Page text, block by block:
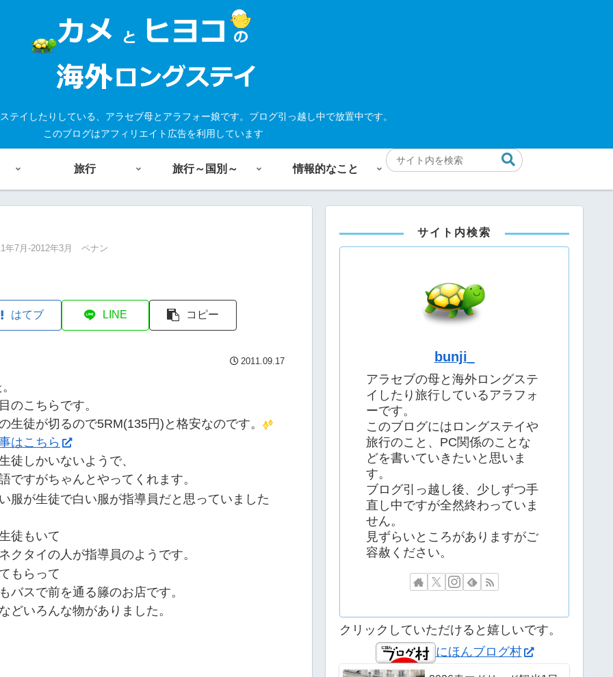
テイしたりしている、アラセブ母とアラフォー娘です。ブログ引っ越し中で放置中です。
このブログはアフィリエイト広告を利用しています
旅行 旅行～国別～ 情報的なこと
年7月-2012年3月 ペナン
はてブ LINE コピー
2011.09.17
のこちらです。
生徒が切るので5RM(135円)と格安なのです。
はこちら
徒しかいないようで、
ですがちゃんとやってくれます。
服が生徒で白い服が指導員だと思っていました
徒もいて
クタイの人が指導員のようです。
もらって
バスで前を通る籐のお店です。
どいろんな物がありました。
サイト内検索
bunji_
アラセブの母と海外ロングステ
イしたり旅行しているアラフォ
ーです。
このブログにはロングステイや
旅行のこと、PC関係のことな
どを書いていきたいと思いま
す。
ブログ引っ越し後、少しずつ手
直し中ですが全然終わっていま
せん。
見ずらいところがありますがご
容赦ください。
クリックしていただけると嬉しいです。
にほんブログ村